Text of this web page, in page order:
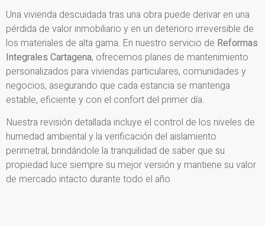
Una vivienda descuidada tras una obra puede derivar en una
pérdida de valor inmobiliario y en un deterioro irreversible de
los materiales de alta gama. En nuestro servicio de Reformas
Integrales Cartagena, ofrecemos planes de mantenimiento
personalizados para viviendas particulares, comunidades y
negocios, asegurando que cada estancia se mantenga
estable, eficiente y con el confort del primer día.
Nuestra revisión detallada incluye el control de los niveles de
humedad ambiental y la verificación del aislamiento
perimetral, brindándole la tranquilidad de saber que su
propiedad luce siempre su mejor versión y mantiene su valor
de mercado intacto durante todo el año.